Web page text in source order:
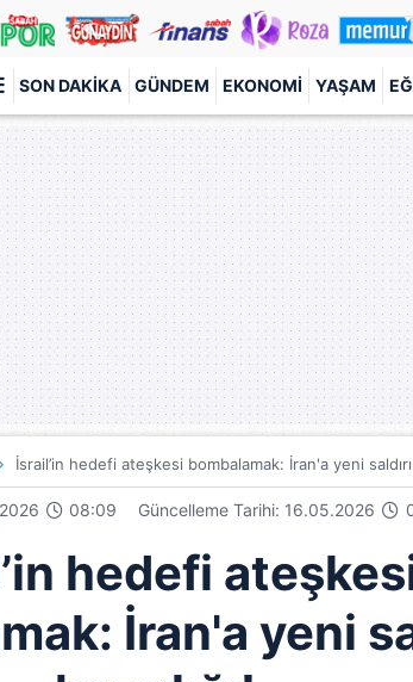
SON DAKIKA GÜNDEM EKONOMI YAŞAM
İsrail’in hedefi ateşkesi bombalamak: İran'a yeni saldırı
08:09 Güncelleme Tarihi: 16.05.2026
hedefi
İran'a yeni